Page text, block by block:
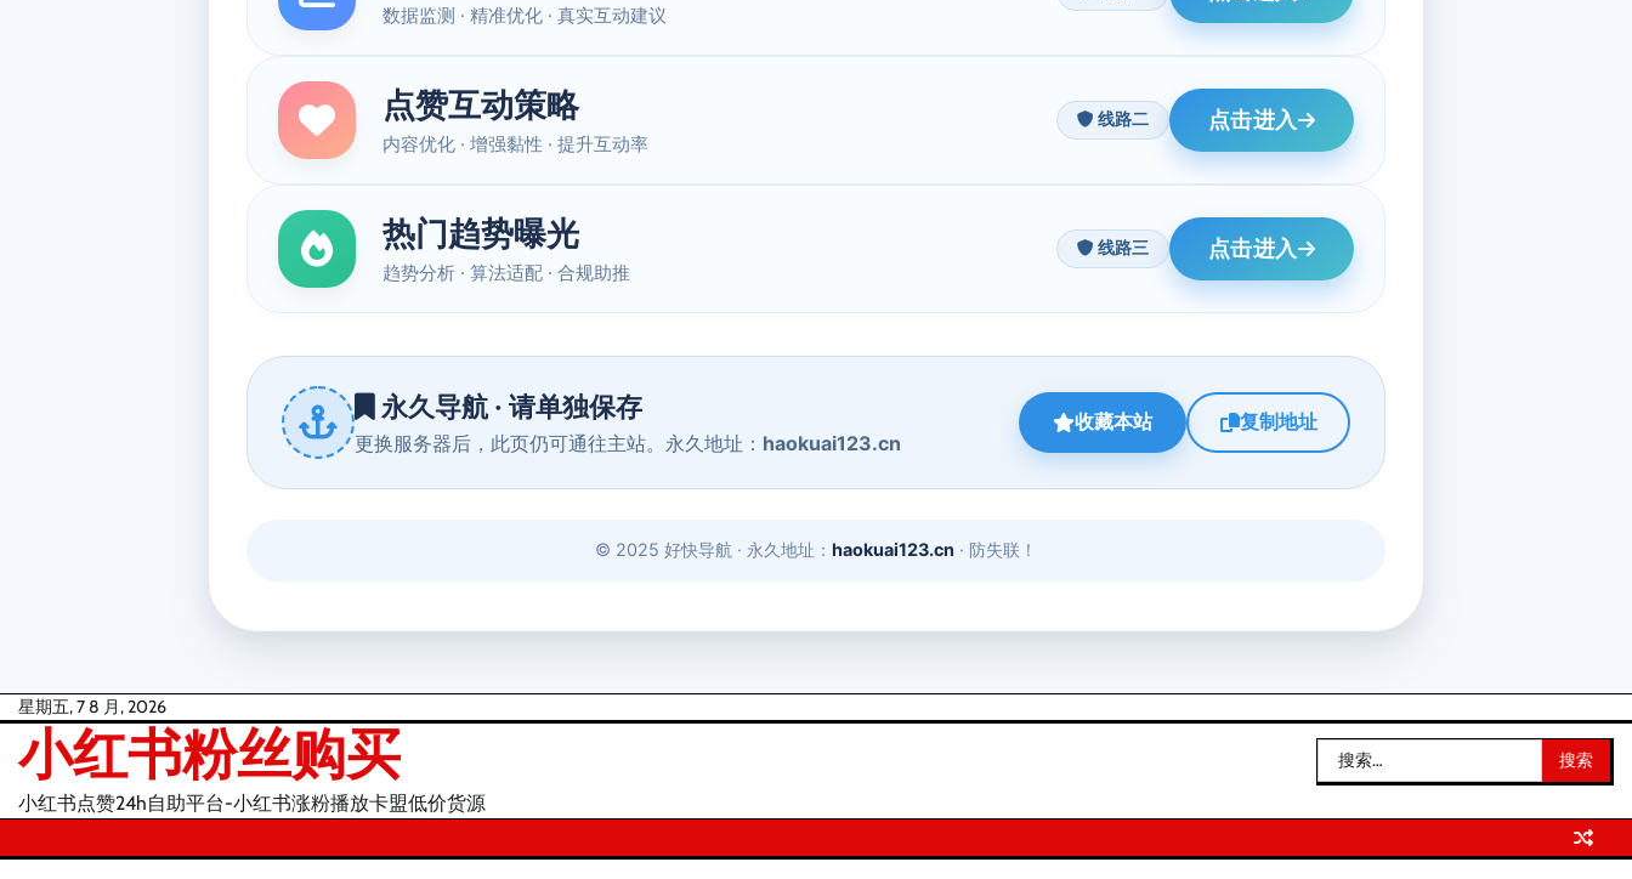
Skip
content
星期五, 7 8 月, 2026
小红书粉丝购买
小红书点赞24h自助平台-小红书涨粉播放卡盟低价货源
索：